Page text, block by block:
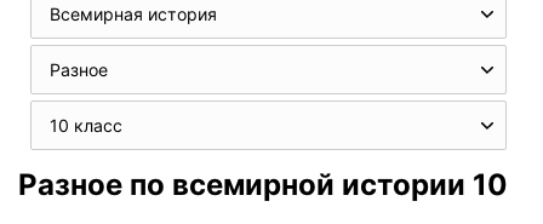
Всемирная история
Разное
10 класс
Разное по всемирной истории 10